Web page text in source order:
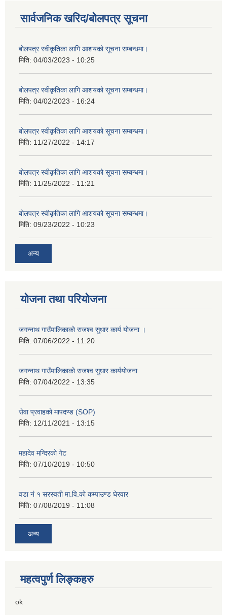
सार्वजनिक खरिद/बोलपत्र सूचना
बोलपत्र स्वीकृतिका लागि आशयको सूचना सम्बन्धमा।
मिति: 04/03/2023 - 10:25
बोलपत्र स्वीकृतिका लागि आशयको सूचना सम्बन्धमा।
मिति: 04/02/2023 - 16:24
बोलपत्र स्वीकृतिका लागि आशयको सूचना सम्बन्धमा।
मिति: 11/27/2022 - 14:17
बोलपत्र स्वीकृतिका लागि आशयको सूचना सम्बन्धमा।
मिति: 11/25/2022 - 11:21
बोलपत्र स्वीकृतिका लागि आशयको सूचना सम्बन्धमा।
मिति: 09/23/2022 - 10:23
अन्य
योजना तथा परियोजना
जगन्नाथ गाउँपालिकाको राजश्व सुधार कार्य योजना ।
मिति: 07/06/2022 - 11:20
जगन्नाथ गाउँपालिकाको राजश्व सुधार कार्ययोजना
मिति: 07/04/2022 - 13:35
सेवा प्रवाहको मापदण्ड (SOP)
मिति: 12/11/2021 - 13:15
महादेव मन्दिरको गेट
मिति: 07/10/2019 - 10:50
वडा नं १ सरस्वती मा.वि.काे कम्पाउण्ड घेरवार
मिति: 07/08/2019 - 11:08
अन्य
महत्वपुर्ण लिङ्कहरु
ok